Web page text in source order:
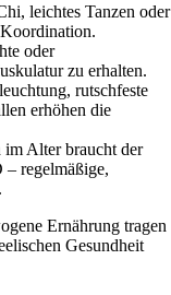
leichtes Tanzen oder
oder
zu erhalten.
rutschfeste
erhöhen die
im Alter braucht der
regelmäßige,
Ernährung tragen
Gesundheit